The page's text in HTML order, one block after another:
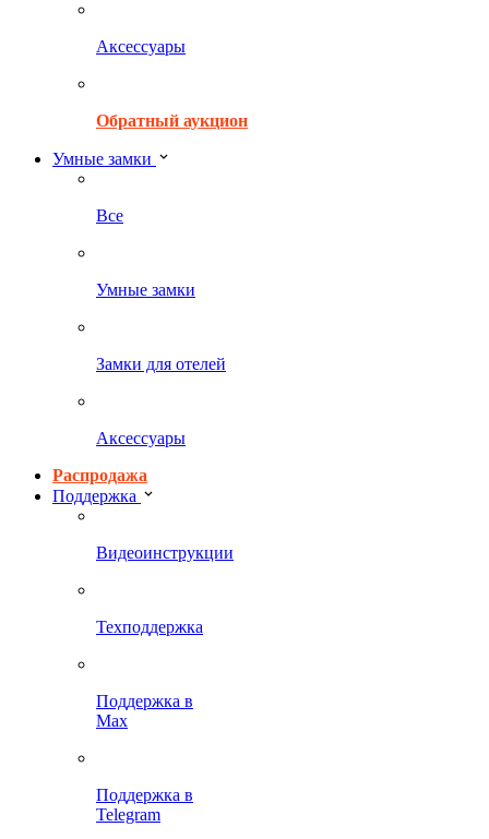
Аксессуары
Обратный аукцион
Умные замки
Все
Умные замки
Замки для отелей
Аксессуары
Распродажа
Поддержка
Видеоинструкции
Техподдержка
Поддержка в
Max
Поддержка в
Telegram